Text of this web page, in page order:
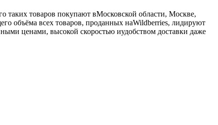
таких товаров покупают вМосковской области, Москве,
объёма всех товаров, проданных наWildberries, лидируют
ценами, высокой скоростью иудобством доставки даже